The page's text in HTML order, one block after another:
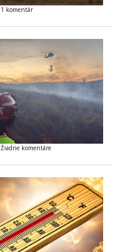
1 komentár
Žiadne komentáre